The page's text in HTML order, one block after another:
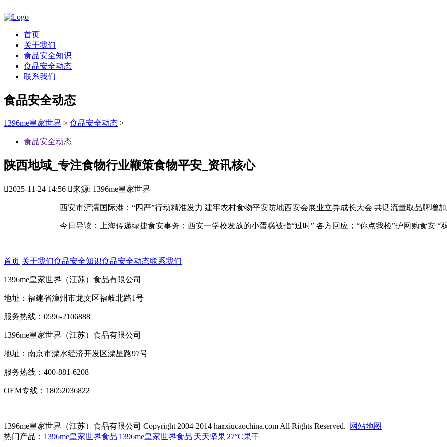
首页
关于我们
食品安全知识
食品安全动态
联系我们
食品安全动态
1396me皇家世界 > 食品安全动态 >
食品安全动态
陕西地域_专注食物行业鞭策食物平安_资讯核心
2025-11-24 14:56 来源: 1396me皇家世界
西安市浐灞国际港：“四严”行动精准发力 建牢农村食物平安防地西安会展业立异成长大会 共话流量取品牌增
今日导读：上海传递绿捷食安事务；西安一学校发放的小蛋糕被指“过时” 各方回应；“你点我检”护网购食安 “
首页 关于我们食品安全知识食品安全动态联系我们
1396me皇家世界（江苏）食品有限公司
地址：福建省漳州市龙文区福岐北路1号
服务热线：0596-2106888
1396me皇家世界（江苏）食品有限公司
地址：南京市溧水经济开发区溧星路97号
服务热线：400-881-6208
OEM专线：18052036822
1396me皇家世界（江苏）食品有限公司 Copyright 2004-2014 hanxiucaochina.com All Rights Reserved.
网站地图
热门产品： 1396me皇家世界食品|1396me皇家世界食品|天天坚果|27°C果干